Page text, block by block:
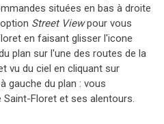
situées en bas à droite
Street Viewpour vous
en faisant glisser l'icone
plan sur l'une des routes de la
vu du ciel en cliquant sur
gauche du plan : vous
Floret et ses alentours.